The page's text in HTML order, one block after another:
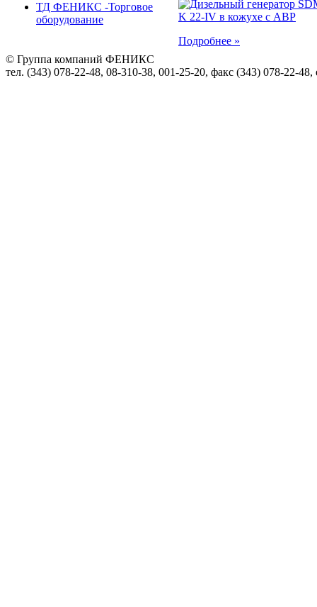
ТД ФЕНИКС -Торговое
оборудование
Подробнее »
© Группа компаний ФЕНИКС
тел. (343) 078-22-48, 08-310-38, 001-25-20, факс (343) 078-22-